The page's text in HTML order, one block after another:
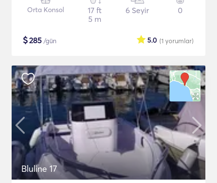
Orta Konsol
17 ft
5 m
6 Seyir 0
$285 /gün (1 yorumlar)
5.0
Bluline 17